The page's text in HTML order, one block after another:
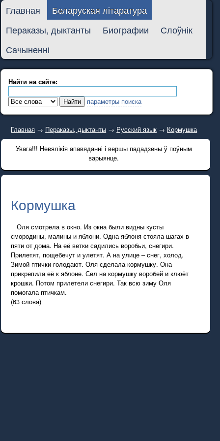
Главная
Беларуская літаратура
Пераказы, дыктанты
Биографии
Слоўнік
Сачыненні
Найти на сайте:
параметры поиска
Главная → Пераказы, дыктанты → Русский язык → Кормушка
Увага!!! Невялікія апавяданні і вершы пададзены ў поўным
варыянце.
Кормушка
Оля смотрела в окно. Из окна были видны кусты
смородины, малины и яблони. Одна яблоня стояла шагах в
пяти от дома. На её ветки садились воробьи, снегири.
Прилетят, пощебечут и улетят. А на улице – снег, холод.
Зимой птички голодают. Оля сделала кормушку. Она
прикрепила её к яблоне. Сел на кормушку воробей и клюёт
крошки. Потом прилетели снегири. Так всю зиму Оля
помогала птичкам.
(63 слова)